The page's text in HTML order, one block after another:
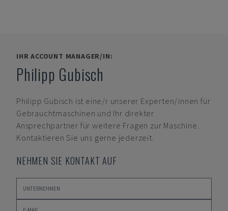
IHR ACCOUNT MANAGER/IN:
Philipp Gubisch
Philipp Gubisch ist eine/r unserer Experten/innen für
Gebrauchtmaschinen und Ihr direkter
Ansprechpartner für weitere Fragen zur Maschine.
Kontaktieren Sie uns gerne jederzeit.
NEHMEN SIE KONTAKT AUF